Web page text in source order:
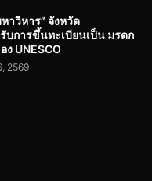
าวิหาร” จังหวัด
บการขึ้นทะเบียนเป็น มรดก
UNESCO
2569